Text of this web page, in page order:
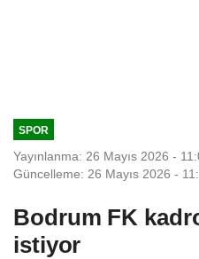
SPOR
Yayınlanma: 26 Mayıs 2026 -
Güncelleme: 26 Mayıs 2026 -
Bodrum FK
istiyor